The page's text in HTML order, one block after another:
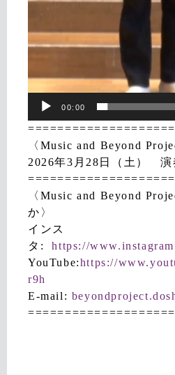
00:00
〈Music and Beyond
2026年3月28日（土） 演
〈Music and Beyond
か〉
インス
タ:https://
YouTube:https://
r9h
E-mail: